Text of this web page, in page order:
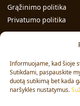
Informuojame, kad šioje
Sutikdami, paspauskite
duotą sutikimą bet kada
naršyklės nustatymus.
Grąžinimo politika
Privatumo politika
Individualios veiklos
Adresas: Volungės g.
Pardavimai:+370 608
Užsakymai:+370 678